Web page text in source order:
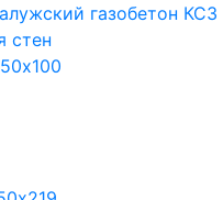
газобетон КСЗ
стен